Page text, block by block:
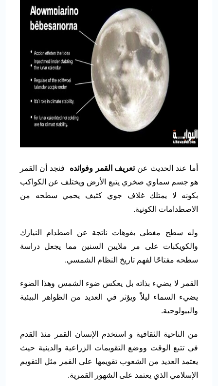
أما عند الحديث عنتعريف القمر وفوائده فنجد أن القمر
هو جسم سماوي صخري يتبع الأرض ويختلف عن الكواكب
بكونه لا يمتلك غلاف جوي كثيف يحمي سطحه من
الاصطدامات الكونية.
وله سطح مغطى بفوهات ناتجة عن اصطدام النيازك
والكويكبات على مر ملايين السنين مما يجعل دراسة
سطحه مفتاحًا لفهم تاريخ النظام الشمسي.
القمر لا يضيء بذاته بل يعكس ضوء الشمس وهذا الضوء
يضيء السماء ليلاً ويؤثر في العديد من الظواهر البيئية
والبيولوجية.
من الناحية الثقافية و استخدم الإنسان القمر منذ القدم
في تتبع الوقت ووضع التقويمات الزراعية والدينية حيث
يعتمد العديد من الشعوب تقويمها على القمر مثل التقويم
الإسلامي الذي يعتمد على الشهور القمرية.